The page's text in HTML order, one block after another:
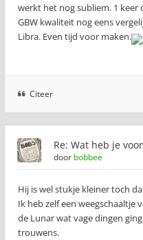
werkt het nog subliem. 1 keer
GBW kwaliteit nog eens
Libra. Even tijd voor maken.
Citeer
Re: Wat heb je
door bobbee
Hij is wel stukje kleiner toch
Ik heb zelf een
de Lunar wat vage dingen
trouwens.